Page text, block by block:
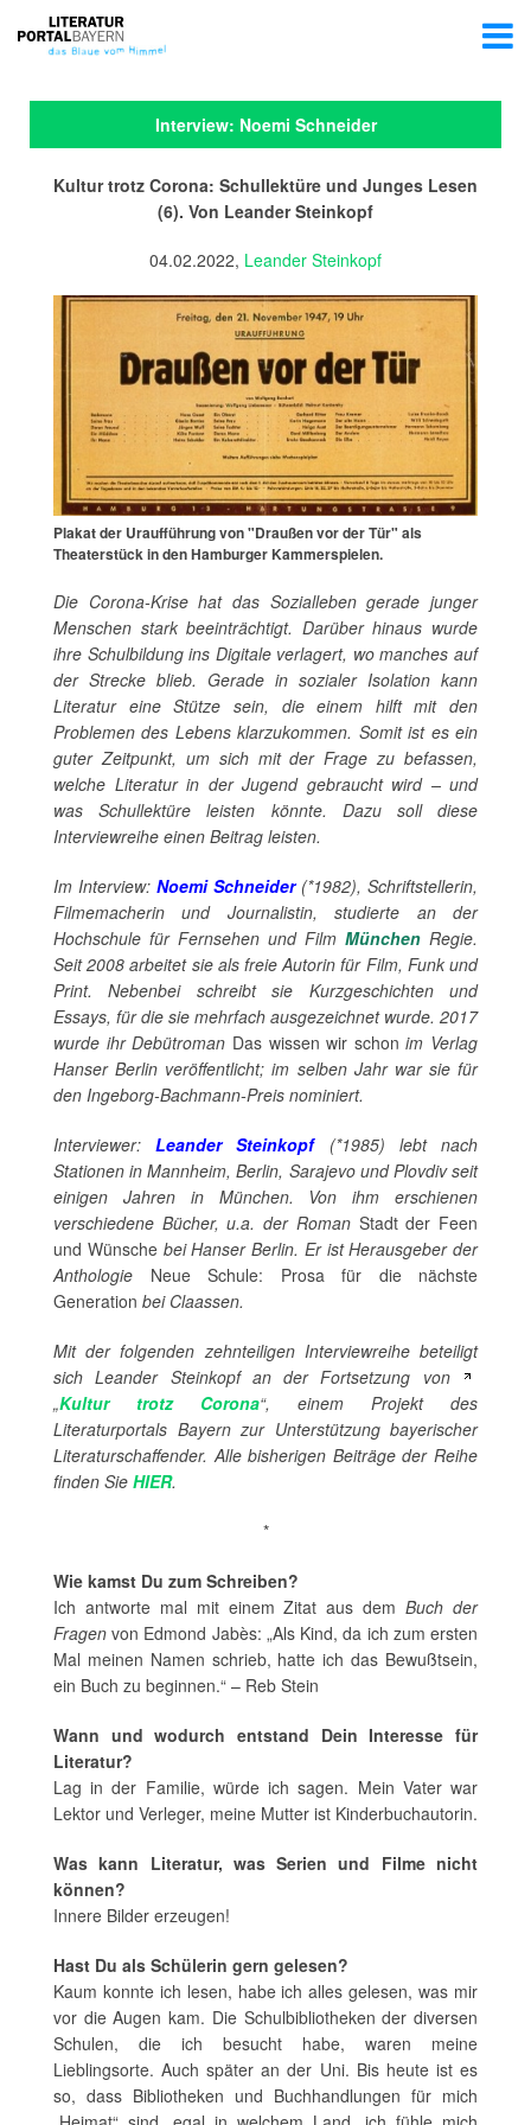
Interview: Noemi Schneider
Kultur trotz Corona: Schullektüre und Junges Lesen
(6). Von Leander Steinkopf
04.02.2022, Leander Steinkopf
Plakat der Uraufführung von "Draußen vor der Tür" als
Theaterstück in den Hamburger Kammerspielen.
Die Corona-Krise hat das Sozialleben gerade junger
Menschen stark beeinträchtigt. Darüber hinaus wurde
ihre Schulbildung ins Digitale verlagert, wo manches auf
der Strecke blieb. Gerade in sozialer Isolation kann
Literatur eine Stütze sein, die einem hilft mit den
Problemen des Lebens klarzukommen. Somit ist es ein
guter Zeitpunkt, um sich mit der Frage zu befassen,
welche Literatur in der Jugend gebraucht wird – und
was Schullektüre leisten könnte. Dazu soll diese
Interviewreihe einen Beitrag leisten.
Im Interview: Noemi Schneider(*1982), Schriftstellerin,
Filmemacherin und Journalistin, studierte an der
Hochschule für Fernsehen und Film München Regie.
Seit 2008 arbeitet sie als freie Autorin für Film, Funk und
Print. Nebenbei schreibt sie Kurzgeschichten und
Essays, für die sie mehrfach ausgezeichnet wurde. 2017
wurde ihr Debütroman Das wissen wir schon im Verlag
Hanser Berlin veröffentlicht; im selben Jahr war sie für
den Ingeborg-Bachmann-Preis nominiert.
Interviewer:Leander Steinkopf(*1985) lebt nach
Stationen in Mannheim, Berlin, Sarajevo und Plovdiv seit
einigen Jahren in München. Von ihm erschienen
verschiedene Bücher, u.a. der Roman Stadt der Feen
und Wünschebei Hanser Berlin. Er ist Herausgeber der
Anthologie Neue Schule: Prosa für die nächste
Generation bei Claassen.
Mit der folgenden zehnteiligen Interviewreihe beteiligt
sich Leander Steinkopf an der Fortsetzung von
„Kultur trotz Corona“, einem Projekt des
Literaturportals Bayern zur Unterstützung bayerischer
Literaturschaffender. Alle bisherigen Beiträge der Reihe
finden Sie HIER.
*
Wie kamst Du zum Schreiben?
Ich antworte mal mit einem Zitat aus demBuch der
Fragen von Edmond Jabès: „Als Kind, da ich zum ersten
Mal meinen Namen schrieb, hatte ich das Bewußtsein,
ein Buch zu beginnen.“ – Reb Stein
Wann und wodurch entstand Dein Interesse für
Literatur?
Lag in der Familie, würde ich sagen. Mein Vater war
Lektor und Verleger, meine Mutter ist Kinderbuchautorin.
Was kann Literatur, was Serien und Filme nicht
können?
Innere Bilder erzeugen!
Hast Du als Schülerin gern gelesen?
Kaum konnte ich lesen, habe ich alles gelesen, was mir
vor die Augen kam. Die Schulbibliotheken der diversen
Schulen, die ich besucht habe, waren meine
Lieblingsorte. Auch später an der Uni. Bis heute ist es
so, dass Bibliotheken und Buchhandlungen für mich